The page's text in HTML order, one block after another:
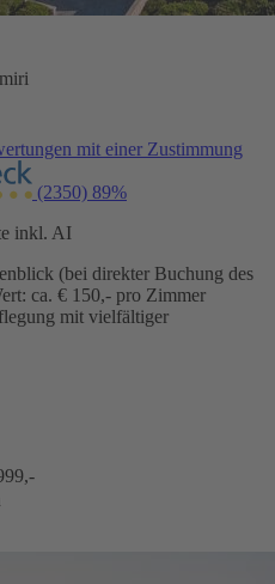
mit einer Zustimmung
(2350) 89%
inkl. AI
(bei direkter Buchung des
ca. € 150,- pro Zimmer
mit vielfältiger